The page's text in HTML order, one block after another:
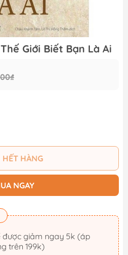
Giới Biết Bạn Là Ai
HẾT HÀNG
NGAY
trên 199k)